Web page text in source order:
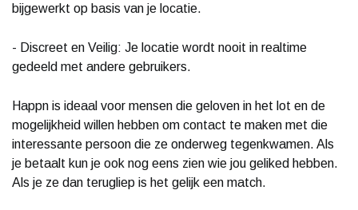
bijgewerkt op basis van je locatie.
- Discreet en Veilig: Je locatie wordt nooit in realtime
gedeeld met andere gebruikers.
Happn is ideaal voor mensen die geloven in het lot en de
mogelijkheid willen hebben om contact te maken met die
interessante persoon die ze onderweg tegenkwamen. Als
je betaalt kun je ook nog eens zien wie jou geliked hebben.
Als je ze dan terugliep is het gelijk een match.